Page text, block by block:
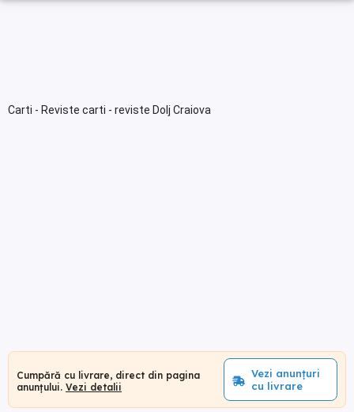
Carti - Reviste carti - reviste Dolj Craiova
Cumpără cu livrare, direct din pagina
anunțului. Vezi detalii
Vezi anunțuri
cu livrare